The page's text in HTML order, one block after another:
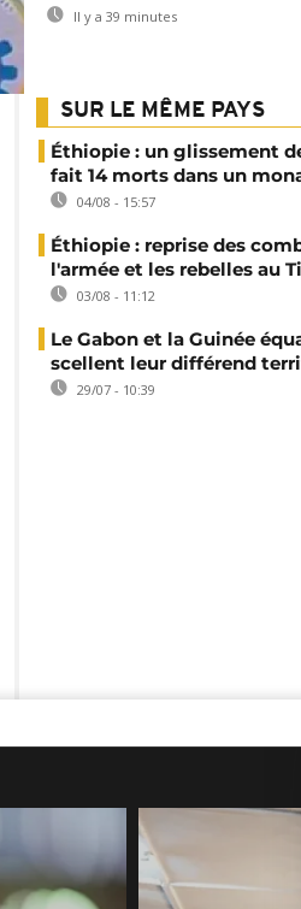
Il y a 39 minutes
SUR LE MÊME PAYS
Éthiopie : un glissement
fait 14 morts dans un
04/08 - 15:57
Éthiopie : reprise des
l'armée et les rebelles au
03/08 - 11:12
Le Gabon et la Guinée
scellent leur différend
29/07 - 10:39